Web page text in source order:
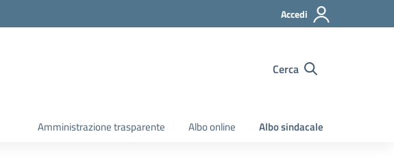
Accedi
Cerca
Amministrazione trasparente Albo online Albo sindacale